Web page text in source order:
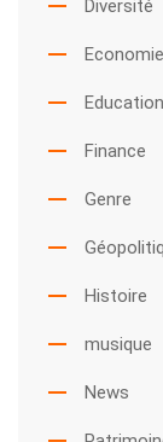
Diversité
Economie
Education
Finance
Genre
Histoire
musique
News